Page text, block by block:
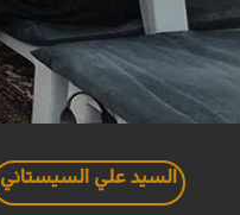
السيد علي السيستاني